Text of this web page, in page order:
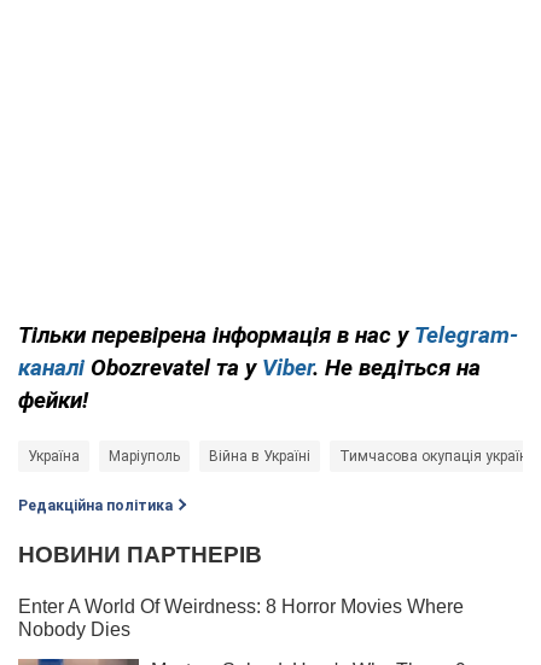
Тільки перевірена інформація в нас у Telegram-
каналі Obozrevatel та у Viber. Не ведіться на
фейки!
Україна Маріуполь Війна в Україні Тимчасова окупація
Редакційна політика